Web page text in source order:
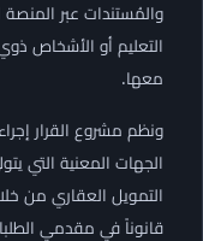
والمُستندات عبر
التعليم أو الأشخاص
معها.
ونظم مشروع القرار
الجهات المعنية التي
التمويل العقاري من
قانوناً في مقدمي